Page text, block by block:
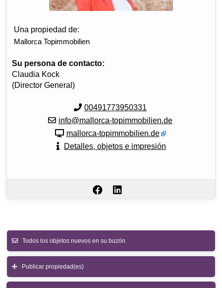
Una propiedad de:
Mallorca Topimmobilien
Su persona de contacto:
Claudia Kock
(Director General)
00491773950331
info@mallorca-topimmobilien.de
mallorca-topimmobilien.de
Detalles, objetos e impresión
Todos los objetos nuevos en su buzón
Publicar propiedad(es)